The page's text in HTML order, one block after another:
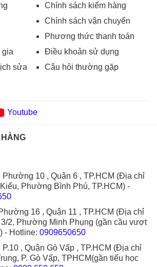
gia
sửa
Chính sách kiểm hàng
Chính sách vận chuyển
Phương thức thanh toán
Điều khoản sử dụng
Câu hỏi thường gặp
Youtube
HÀNG
Phường 10 , Quận 6 , TP.HCM (Địa chỉ
Phường Bình Phú, TP.HCM) -
16 , Quận 11 , TP.HCM (Địa chỉ
2, Phường Minh Phụng (gần cầu vượt
- Hotline: 0909650650
, Quận Gò Vấp , TP.HCM (Địa chỉ
P. Gò Vấp, TPHCM(gần tiểu học